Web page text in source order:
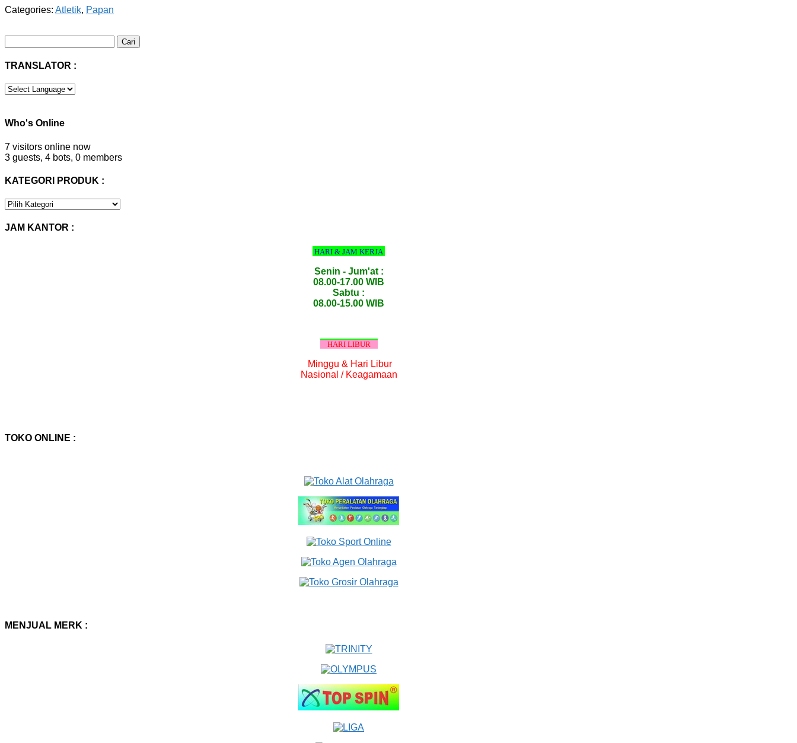
Categories: Atletik, Papan
untuk:
TRANSLATOR :
Who's Online
7 visitors online now
3 guests, 4 bots, 0 members
KATEGORI PRODUK :
KATEGORI
JAM KANTOR :
HARI & JAM KERJA
Senin - Jum'at :
08.00-17.00 WIB
Sabtu :
08.00-15.00 WIB
HARI LIBUR
Minggu & Hari Libur
Nasional / Keagamaan
TOKO ONLINE :
MENJUAL MERK :